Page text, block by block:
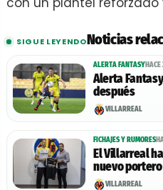
SIGUE LEYENDONoticias
ALERTA FANTASY
Alerta
después
VILLARREAL
FICHAJES Y RUMORES
El Villarreal
nuevo portero
VILLARREAL